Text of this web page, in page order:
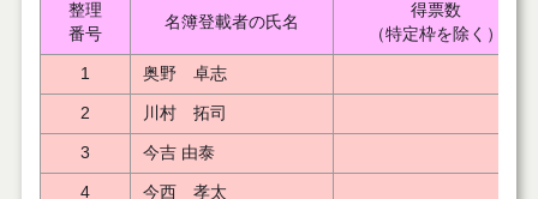
整理
番号
名簿登載者の氏名
得票数
（特定枠を除く）
1 奥野 卓志
2 川村 拓司
3 今吉 由泰
4 今西 孝太